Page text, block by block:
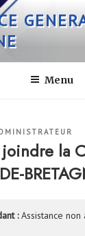
Menu
la
DE-
:Assistance non